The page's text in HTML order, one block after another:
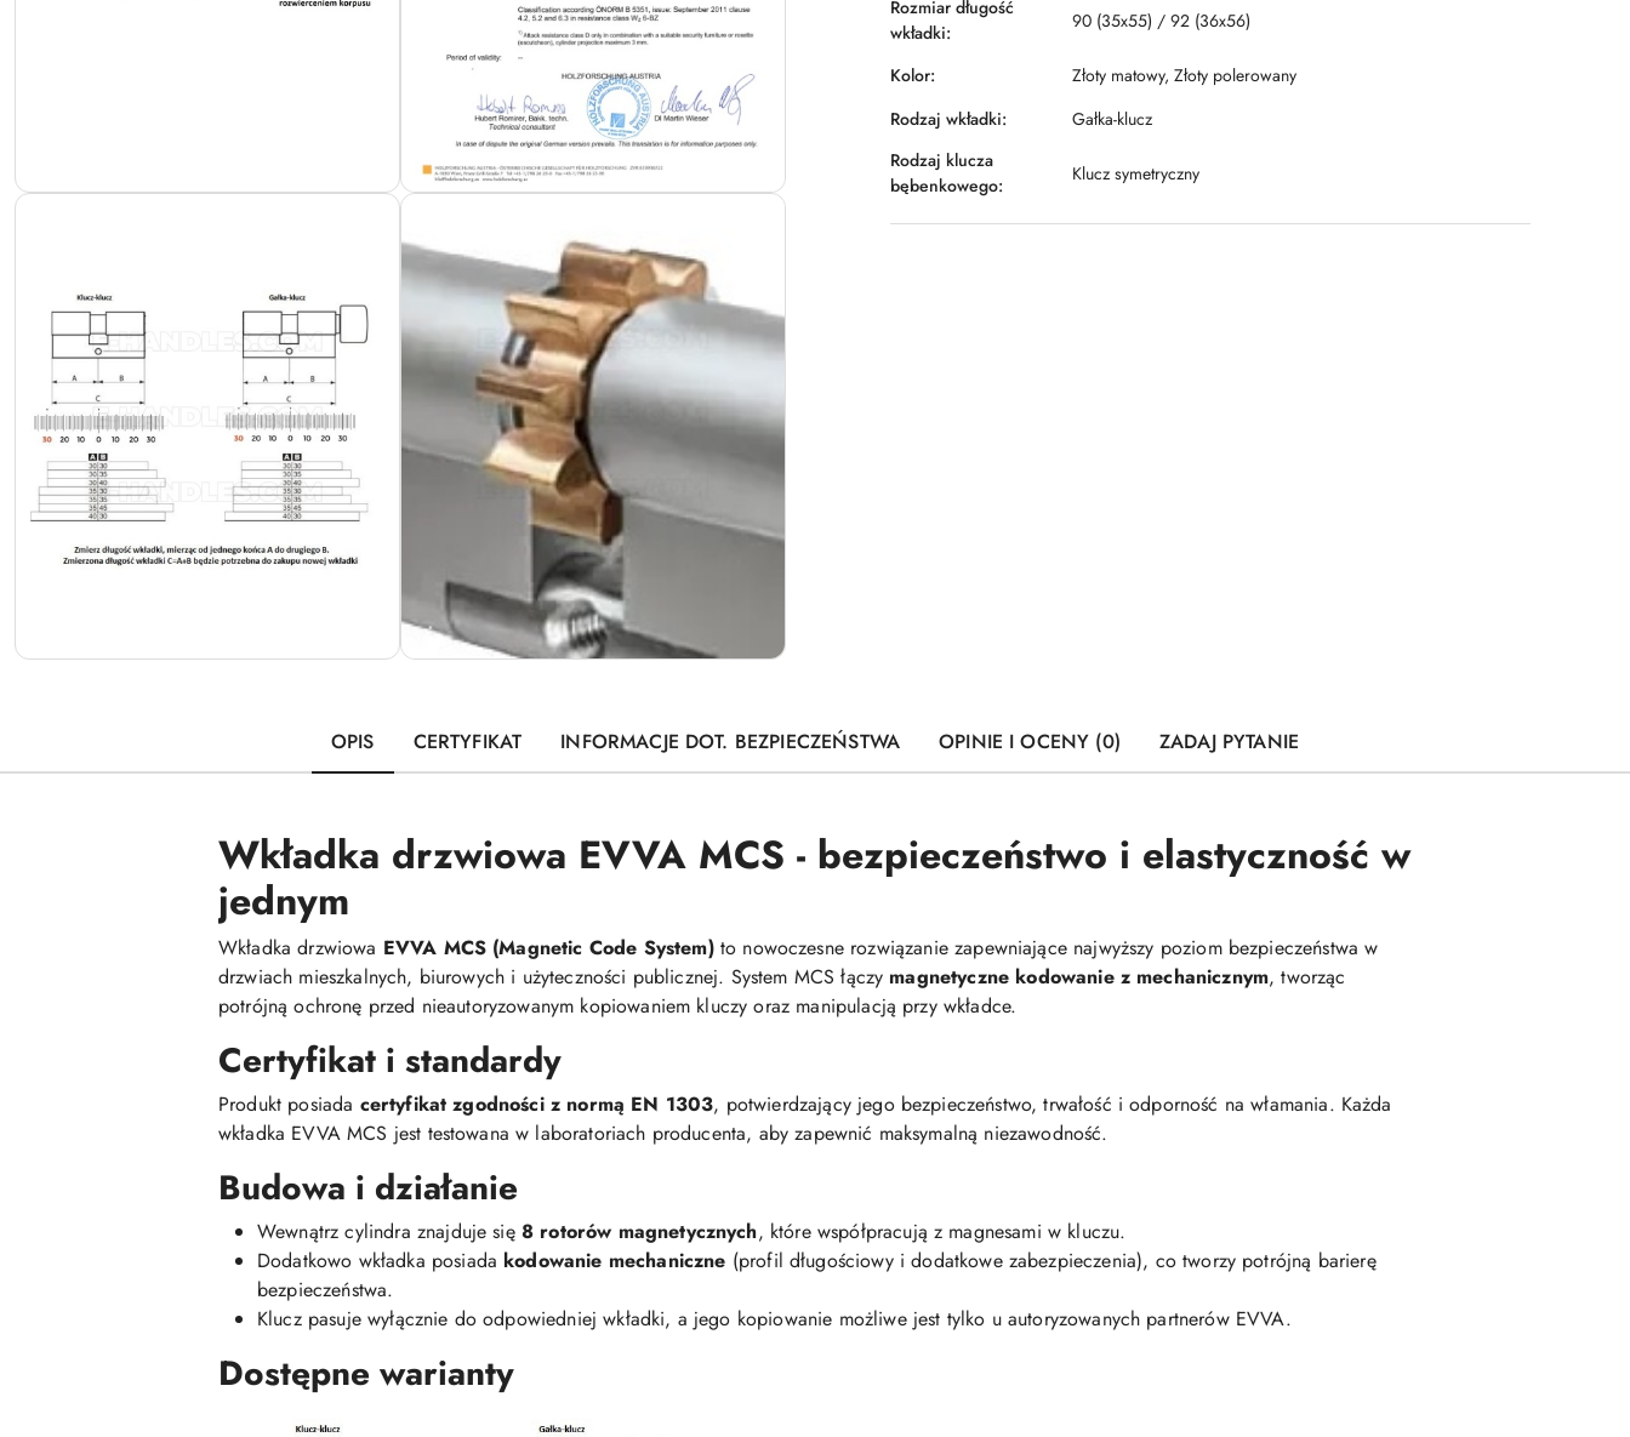
Rozmiar długość
wkładki:
90 (35x55) / 92 (36x56)
Kolor:
Złoty matowy, Złoty polerowany
Rodzaj wkładki:
Gałka-klucz
Rodzaj klucza
bębenkowego:
Klucz symetryczny
OPIS CERTYFIKAT INFORMACJE DOT. BEZPIECZEŃSTWA OPINIE I OCENY (0) ZADAJ PYTANIE
Wkładka drzwiowa EVVA MCS - bezpieczeństwo i elastyczność w
jednym
Wkładka drzwiowa EVVA MCS (Magnetic Code System)to nowoczesne rozwiązanie zapewniające najwyższy poziom bezpieczeństwa w
drzwiach mieszkalnych, biurowych i użyteczności publicznej. System MCS łączy magnetyczne kodowanie z mechanicznym, tworząc
potrójną ochronę przed nieautoryzowanym kopiowaniem kluczy oraz manipulacją przy wkładce.
Certyfikat i standardy
Produkt posiada certyfikat zgodności z normą EN 1303, potwierdzający jego bezpieczeństwo, trwałość i odporność na włamania. Każda
wkładka EVVA MCS jest testowana w laboratoriach producenta, aby zapewnić maksymalną niezawodność.
Budowa i działanie
Wewnątrz cylindra znajduje się 8 rotorów magnetycznych, które współpracują z magnesami w kluczu.
Dodatkowo wkładka posiada kodowanie mechaniczne (profil długościowy i dodatkowe zabezpieczenia), co tworzy potrójną barierę
bezpieczeństwa.
Klucz pasuje wyłącznie do odpowiedniej wkładki, a jego kopiowanie możliwe jest tylko u autoryzowanych partnerów EVVA.
Dostępne warianty